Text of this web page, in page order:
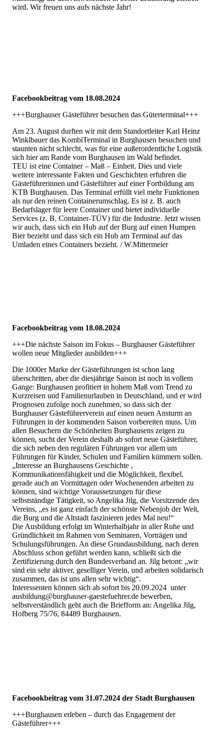
wird. Wir freuen uns aufs nächste Jahr!
Facebookbeitrag vom 18.08.2024
+++Burghauser Gästeführer besuchen das Güterterminal+++
Am 23. August durften wir mit dem Standortleiter Karl Heinz
Winklbauer das KombiTerminal in Burghausen besuchen und
staunten nicht schlecht, was für eine außerordentliche Logistik
sich hier am Rande vom Burghausen im Wald befindet.
TEU ist eine Container – Maß – Einheit. Dies und viele
weitere interessante Fakten und Geschichten erfuhren die
Gästeführerinnen und Gästeführer auf einer Fortbildung am
KTB Burghausen. Das Terminal erfüllt viel mehr Funktionen
als nur den reinen Containerumschlag. Es ist z. B. auch
Bedarfslager für leere Container und bietet individuelle
Services (z. B. Container-TÜV) für die Industrie. Jetzt wissen
wir auch, dass sich ein Hub auf der Burg auf einen Humpen
Bier bezieht und dass sich ein Hub am Terminal auf das
Umladen eines Containers bezieht. / W.Mittermeier
Facebookbeitrag vom 18.08.2024
+++Die nächste Saison im Fokus – Burghauser Gästeführer
wollen neue Mitglieder ausbilden+++
Die 1000er Marke der Gästeführungen ist schon lang
überschritten, aber die diesjährige Saison ist noch in vollem
Gange: Burghausen profitiert in hohem Maß vom Trend zu
Kurzreisen und Familienurlauben in Deutschland, und er wird
Prognosen zufolge noch zunehmen, so dass sich der
Burghauser Gästeführerverein auf einen neuen Ansturm an
Führungen in der kommenden Saison vorbereiten muss. Um
allen Besuchern die Schönheiten Burghausens zeigen zu
können, sucht der Verein deshalb ab sofort neue Gästeführer,
die sich neben den regulären Führungen vor allem um
Führungen für Kinder, Schulen und Familien kümmern sollen.
„Interesse an Burghausens Geschichte ,
Kommunikationsfähigkeit und die Möglichkeit, flexibel,
gerade auch an Vormittagen oder Wochenenden arbeiten zu
können, sind wichtige Voraussetzungen für diese
selbstständige Tätigkeit, so Angelika Jilg, die Vorsitzende des
Vereins, „es ist ganz einfach der schönste Nebenjob der Welt,
die Burg und die Altstadt faszinieren jedes Mal neu!“
Die Ausbildung erfolgt im Winterhalbjahr in aller Ruhe und
Gründlichkeit im Rahmen von Seminaren, Vorträgen und
Schulungsführungen. An diese Grundausbildung, nach deren
Abschluss schon geführt werden kann, schließt sich die
Zertifizierung durch den Bundesverband an. Jilg betont: „wir
sind ein sehr aktiver, geselliger Verein, und arbeiten solidarisch
zusammen, das ist uns allen sehr wichtig“.
Interessenten können sich ab sofort bis 20.09.2024 unter
ausbildung@burghauser-gaestefuehrer.de bewerben,
selbstverständlich geht auch die Briefform an: Angelika Jilg,
Hofberg 75/76, 84489 Burghausen.
Facebookbeitrag vom 31.07.2024 der Stadt Burghausen
+++Burghausen erleben – durch das Engagement der
Gästeführer+++